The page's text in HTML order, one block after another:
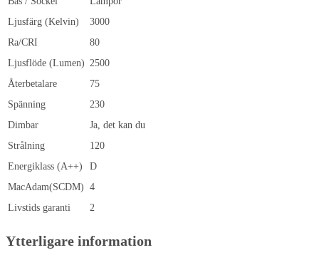
Ljusfärg (Kelvin)
3000
Ra/CRI
80
Ljusflöde (Lumen) 2500
Återbetalare
75
Spänning
230
Dimbar
Ja, det kan du
Strålning
120
Energiklass (A++)
D
MacAdam(SCDM) 4
Livstids garanti
2
Ytterligare information